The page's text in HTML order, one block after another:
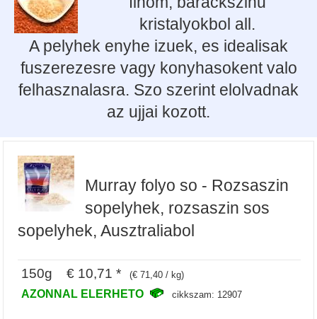
kristalyokbol all.
A pelyhek enyhe izuek, es idealisak
fuszerezesre vagy konyhasokent valo
felhasznalasra. Szo szerint elolvadnak
az ujjai kozott.
Murray folyo so - Rozsaszin
sopelyhek, rozsaszin sos
sopelyhek, Ausztraliabol
150g € 10,71 * (€ 71,40 / kg)
AZONNAL ELERHETO cikkszam: 12907